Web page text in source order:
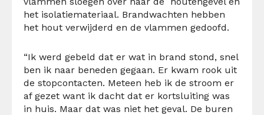
het isolatiemateriaal. Brandwachten hebben
het hout verwijderd en de vlammen gedoofd.
“Ik werd gebeld dat er wat in brand stond, snel
ben ik naar beneden gegaan. Er kwam rook uit
de stopcontacten. Meteen heb ik de stroom er
af gezet want ik dacht dat er kortsluiting was
in huis. Maar dat was niet het geval. De buren